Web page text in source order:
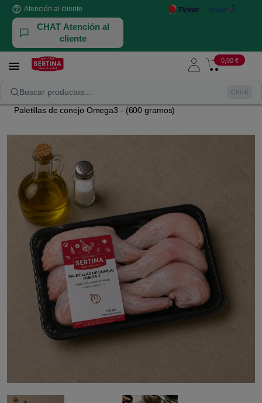
help_outline Atención al cliente
CHAT Atención al
cliente
 0,00 €
Buscar productos... Ctrl+K
NUESTRAS AVES Y CONEJOS
Paletillas de conejo Omega3 - (600 gramos)